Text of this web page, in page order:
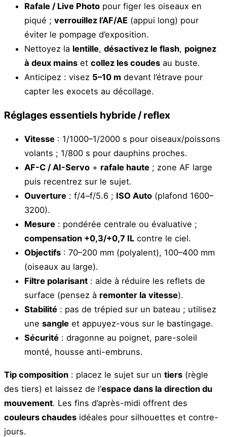
Rafale / Live Photo pour figer les oiseaux en
piqué ; verrouillez l’AF/AE (appui long) pour
éviter le pompage d’exposition.
Nettoyez la lentille, désactivez le flash, poignez
à deux mains et collez les coudes au buste.
Anticipez : visez 5–10 m devant l’étrave pour
capter les exocets au décollage.
Réglages essentiels hybride / reflex
Vitesse : 1/1000–1/2000 s pour oiseaux/poissons
volants ; 1/800 s pour dauphins proches.
AF-C / AI-Servo + rafale haute ; zone AF large
puis recentrez sur le sujet.
Ouverture : f/4–f/5.6 ; ISO Auto (plafond 1600–
3200).
Mesure : pondérée centrale ou évaluative ;
compensation +0,3/+0,7 IL contre le ciel.
Objectifs : 70–200 mm (polyalent), 100–400 mm
(oiseaux au large).
Filtre polarisant : aide à réduire les reflets de
surface (pensez à remonter la vitesse).
Stabilité : pas de trépied sur un bateau ; utilisez
une sangle et appuyez-vous sur le bastingage.
Sécurité : dragonne au poignet, pare-soleil
monté, housse anti-embruns.
Tip composition : placez le sujet sur un tiers (règle
des tiers) et laissez de l’espace dans la direction du
mouvement. Les fins d’après-midi offrent des
couleurs chaudes idéales pour silhouettes et contre-
jours.